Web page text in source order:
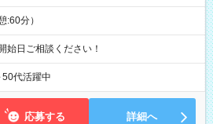
:60分）
日ご相談ください！
代活躍中
応募する 詳細へ